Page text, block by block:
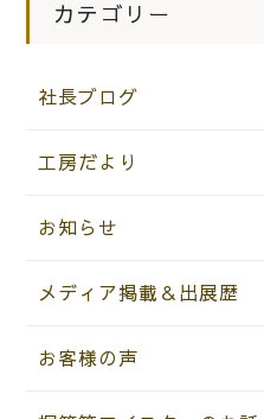
カテゴリー
社長ブログ
工房だより
お知らせ
メディア掲載＆出展歴
お客様の声